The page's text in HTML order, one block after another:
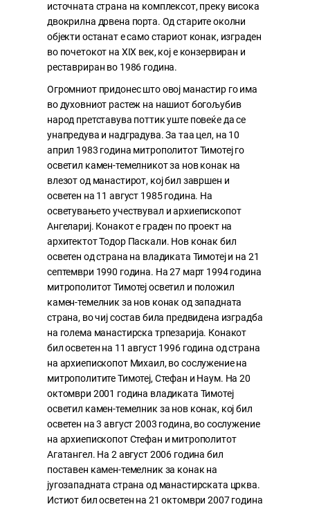
источната страна на комплексот, преку висока
двокрилна дрвена порта. Од старите околни
објекти останат е само стариот конак, изграден
во почетокот на XIX век, кој е конзервиран и
реставриран во 1986 година.
Огромниот придонес што овој манастир го има
во духовниот растеж на нашиот богољубив
народ претставува поттик уште повеќе да се
унапредува и надградува. За таа цел, на 10
април 1983 година митрополитот Тимотеј го
осветил камен-темелникот за нов конак на
влезот од манастирот, кој бил завршен и
осветен на 11 август 1985 година. На
осветувањето учествувал и архиепископот
Ангелариј. Конакот е граден по проект на
архитектот Тодор Паскали. Нов конак бил
осветен од страна на владиката Тимотеј и на 21
септември 1990 година. На 27 март 1994 година
митрополитот Тимотеј осветил и положил
камен-темелник за нов конак од западната
страна, во чиј состав била предвидена изградба
на голема манастирска трпезарија. Конакот
бил осветен на 11 август 1996 година од страна
на архиепископот Михаил, во сослужение на
митрополитите Тимотеј, Стефан и Наум. На 20
октомври 2001 година владиката Тимотеј
осветил камен-темелник за нов конак, кој бил
осветен на 3 август 2003 година, во сослужение
на архиепископот Стефан и митрополитот
Агатангел. На 2 август 2006 година бил
поставен камен-темелник за конак на
југозападната страна од манастирската црква.
Истиот бил осветен на 21 октомври 2007 година